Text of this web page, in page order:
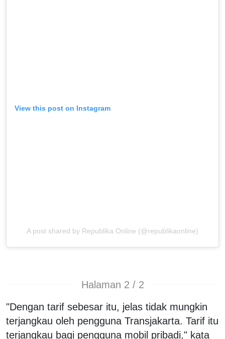
View this post on Instagram
A post shared by Republika Online (@republikaonline)
Halaman 2 / 2
"Dengan tarif sebesar itu, jelas tidak mungkin
terjangkau oleh pengguna Transjakarta. Tarif itu
terjangkau bagi pengguna mobil pribadi," kata